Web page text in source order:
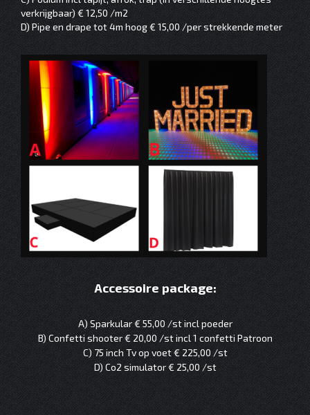
verkrijgbaar) € 12,50 /m2
D) Pipe en drape tot 4m hoog € 15,00 /per strekkende meter
Accessoire package:
A) Sparkular € 55,00 /st incl poeder
B) Confetti shooter € 20,00 /st incl 1 confetti Patroon
C) 75 inch Tv op voet € 225,00 /st
D) Co2 simulator € 25,00 /st